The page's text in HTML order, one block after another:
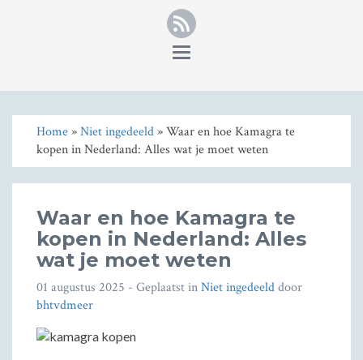
RSS
Toggle
Home»Niet ingedeeld» Waar en hoe Kamagra te
kopen in Nederland: Alles wat je moet weten
Waar en hoe Kamagra te
kopen in Nederland: Alles
wat je moet weten
01 augustus 2025 - Geplaatst inNiet ingedeelddoor
bhtvdmeer